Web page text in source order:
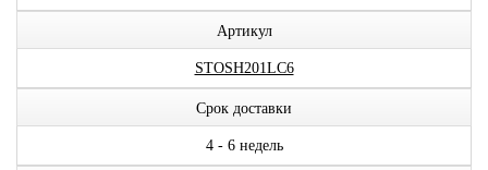
Артикул
STOSH201LC6
Срок доставки
4 - 6 недель